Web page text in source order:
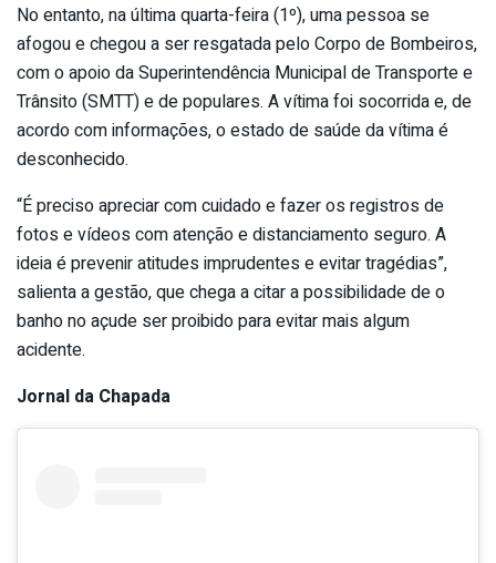
No entanto, na última quarta-feira (1º), uma pessoa se
afogou e chegou a ser resgatada pelo Corpo de Bombeiros,
com o apoio da Superintendência Municipal de Transporte e
Trânsito (SMTT) e de populares. A vítima foi socorrida e, de
acordo com informações, o estado de saúde da vítima é
desconhecido.
“É preciso apreciar com cuidado e fazer os registros de
fotos e vídeos com atenção e distanciamento seguro. A
ideia é prevenir atitudes imprudentes e evitar tragédias”,
salienta a gestão, que chega a citar a possibilidade de o
banho no açude ser proibido para evitar mais algum
acidente.
Jornal da Chapada